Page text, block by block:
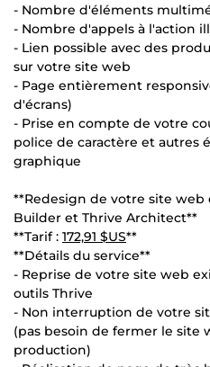
- Nombre d'éléments
- Nombre d'appels à l'action
- Lien possible avec des
sur votre site web
- Page entièrement
d'écrans)
- Prise en compte de votre
police de caractère et autres
graphique
**Redesign de votre site web
Builder et Thrive Architect**
**Tarif : 172,91 $US**
**Détails du service**
- Reprise de votre site web
outils Thrive
- Non interruption de votre
(pas besoin de fermer le site
production)